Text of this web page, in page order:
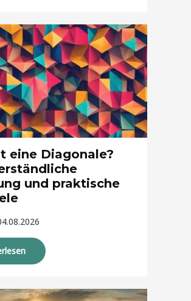
eine Diagonale?
und praktische